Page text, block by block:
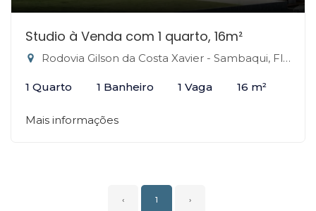
Studio à Venda com 1 quarto, 16m²
Rodovia Gilson da Costa Xavier - Sambaqui, Florianópolis-SC
1 Quarto 1 Banheiro 1 Vaga 16 m²
Mais informações
‹ 1 ›